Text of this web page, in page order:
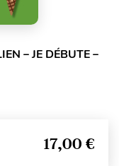
– JE DÉBUTE –
17,00 €